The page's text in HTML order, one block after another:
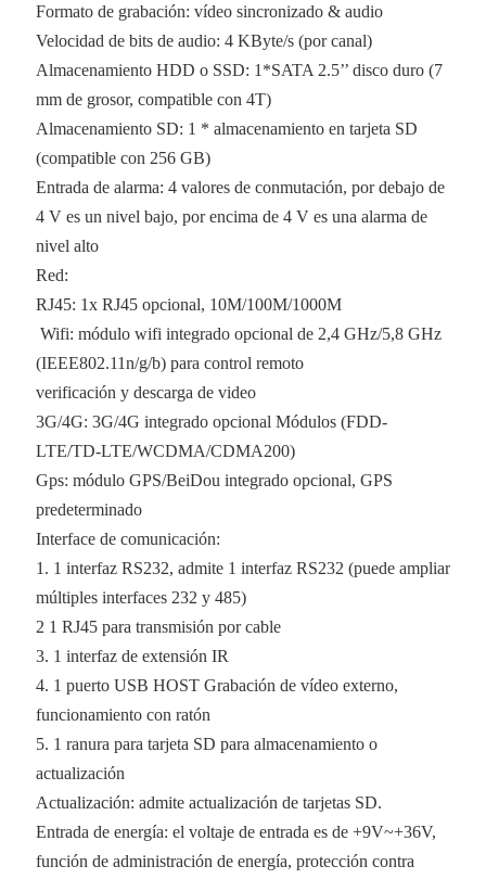
Formato de grabación: vídeo sincronizado & audio
Velocidad de bits de audio: 4 KByte/s (por canal)
Almacenamiento HDD o SSD: 1*SATA 2.5’’ disco duro (7
mm de grosor, compatible con 4T)
Almacenamiento SD: 1 * almacenamiento en tarjeta SD
(compatible con 256 GB)
Entrada de alarma: 4 valores de conmutación, por debajo de
4 V es un nivel bajo, por encima de 4 V es una alarma de
nivel alto
Red:
RJ45: 1x RJ45 opcional, 10M/100M/1000M
Wifi: módulo wifi integrado opcional de 2,4 GHz/5,8 GHz
(IEEE802.11n/g/b) para control remoto
verificación y descarga de video
3G/4G: 3G/4G integrado opcional Módulos (FDD-
LTE/TD-LTE/WCDMA/CDMA200)
Gps: módulo GPS/BeiDou integrado opcional, GPS
predeterminado
Interface de comunicación:
1. 1 interfaz RS232, admite 1 interfaz RS232 (puede ampliar
múltiples interfaces 232 y 485)
2 1 RJ45 para transmisión por cable
3. 1 interfaz de extensión IR
4. 1 puerto USB HOST Grabación de vídeo externo,
funcionamiento con ratón
5. 1 ranura para tarjeta SD para almacenamiento o
actualización
Actualización: admite actualización de tarjetas SD.
Entrada de energía: el voltaje de entrada es de +9V~+36V,
función de administración de energía, protección contra